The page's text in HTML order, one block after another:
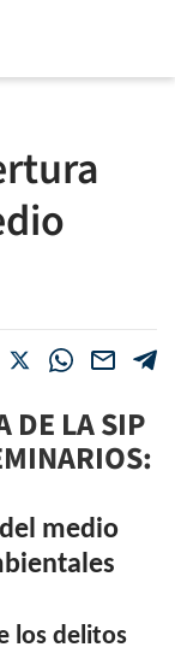
DE LA SIP
medio
los delitos